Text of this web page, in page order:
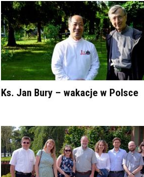
Ks. Jan Bury – wakacje w Polsce